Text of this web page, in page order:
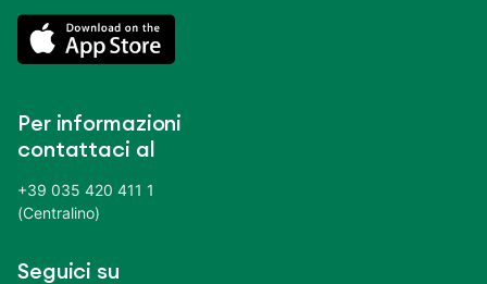
Per informazioni
contattaci al
+39 035 420 411 1
(Centralino)
Seguici su